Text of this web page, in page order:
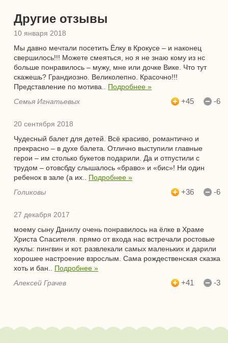
Другие отзывы
10 января 2018
Мы давно мечтали посетить Ёлку в Крокусе – и наконец
свершилось!!! Можете смеяться, но я не знаю кому из нс
больше понравилось – мужу, мне или дочке Вике. Что тут
скажешь? Грандиозно. Великолепно. Красочно!!!
Представление по мотива.. Подробнее »
Семья Игнатьевых
+45 -6
20 сентября 2018
Чудесный балет для детей. Всё красиво, романтично и
прекрасно – в духе балета. Отлично выступили главные
герои – им столько букетов подарили. Да и отпустили с
трудом – отовсбду слышалось «браво» и «бис»! Ни один
ребенок в зале (а их.. Подробнее »
Голиковы
+36 -6
27 декабря 2017
моему сыну Данилу очень понравилось на ёлке в Храме
Христа Спасителя. прямо от входа нас встречали ростовые
куклы: пингвин и кот. развлекали самых маленьких и дарили
хорошее настроение взрослым. Сама рождественская сказка
хоть и бан.. Подробнее »
Алексей Грачев
+41 -3